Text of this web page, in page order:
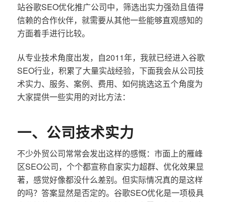
站谷歌SEO优化推广公司中，筛选出实力强劲且值得
信赖的合作伙伴，就需要从其他一些能够直观感知的
方面着手进行比较。
从专业技术角度出发，自2011年，我就已经进入谷歌
SEO行业，积累了大量实战经验，下面我会从公司技
术实力、服务、案例、费用、如何挑选这五个角度为
大家提供一些实用的对比方法：
一、公司技术实力
不少外贸公司常常会发出这样的感慨：市面上的雁峰
区SEO公司，个个都宣称自家实力超群、优化效果显
著，感觉好像都没什么差别。但实际情况真的是这样
的吗？答案显然是否定的。谷歌SEO优化是一项极具